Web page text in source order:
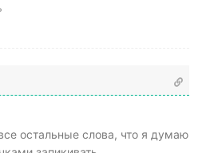
остальные слова, что я думаю